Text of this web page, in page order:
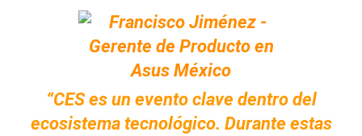
“CES es un evento clave dentro del
ecosistema tecnológico. Durante estas